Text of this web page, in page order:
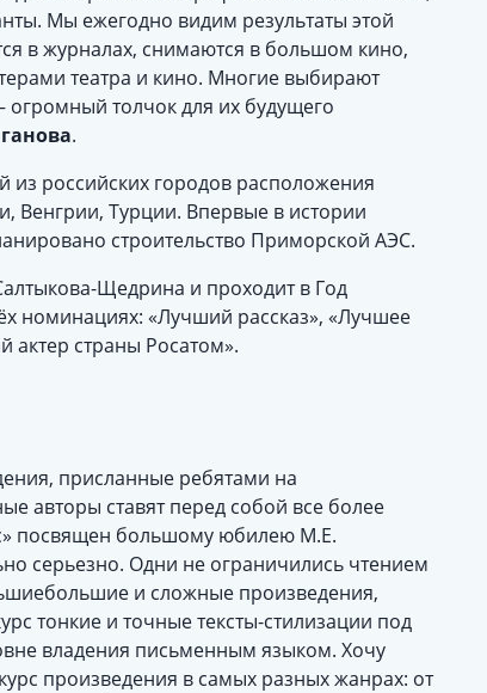
Мы ежегодно видим результаты этой
в журналах, снимаются в большом кино,
театра и кино. Многие выбирают
огромный толчок для их будущего
.
из российских городов расположения
Венгрии, Турции. Впервые в истории
строительство Приморской АЭС.
Щедрина и проходит в Год
номинациях: «Лучший рассказ», «Лучшее
актер страны Росатом».
присланные ребятами на
авторы ставят перед собой все более
посвящен большому юбилею М.Е.
серьезно. Одни не ограничились чтением
и сложные произведения,
тонкие и точные тексты-стилизации под
владения письменным языком. Хочу
произведения в самых разных жанрах: от